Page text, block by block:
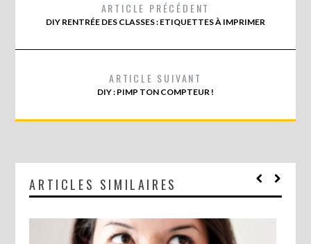
ARTICLE PRÉCÉDENT
DIY RENTRÉE DES CLASSES : ETIQUETTES À IMPRIMER
ARTICLE SUIVANT
DIY : PIMP TON COMPTEUR !
ARTICLES SIMILAIRES